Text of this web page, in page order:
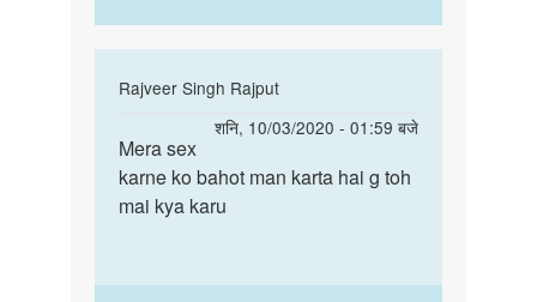
Rajveer Singh Rajput
शनि, 10/03/2020 - 01:59 बजे
In
mera
hota
Mera
sex
karne
man…
Mera sex
karne ko bahot man karta hai g toh
mai kya karu